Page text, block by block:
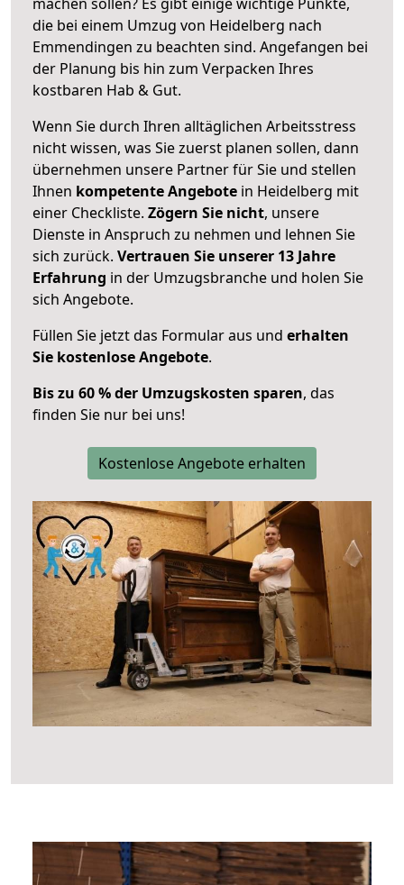
die bei einem Umzug von Heidelberg nach
Emmendingen zu beachten sind. Angefangen bei
der Planung bis hin zum Verpacken Ihres
kostbaren Hab & Gut.
Wenn Sie durch Ihren alltäglichen Arbeitsstress
nicht wissen, was Sie zuerst planen sollen, dann
übernehmen unsere Partner für Sie und stellen
Ihnen kompetente Angebote in Heidelberg mit
einer Checkliste. Zögern Sie nicht, unsere
Dienste in Anspruch zu nehmen und lehnen Sie
sich zurück. Vertrauen Sie unserer 13 Jahre
Erfahrung in der Umzugsbranche und holen Sie
sich Angebote.
Füllen Sie jetzt das Formular aus und erhalten
Sie kostenlose Angebote.
Bis zu 60 % der Umzugskosten sparen, das
finden Sie nur bei uns!
Kostenlose Angebote erhalten